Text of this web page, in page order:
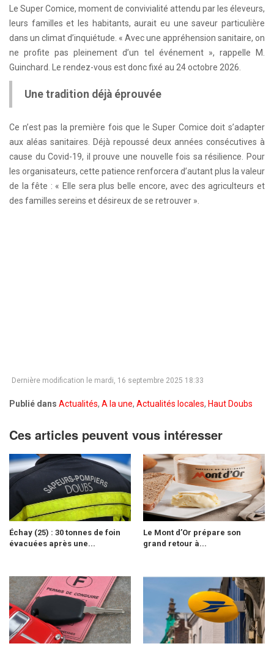
Le Super Comice, moment de convivialité attendu par les éleveurs,
leurs familles et les habitants, aurait eu une saveur particulière
dans un climat d’inquiétude. « Avec une appréhension sanitaire, on
ne profite pas pleinement d’un tel événement », rappelle M.
Guinchard. Le rendez-vous est donc fixé au 24 octobre 2026.
Une tradition déjà éprouvée
Ce n’est pas la première fois que le Super Comice doit s’adapter
aux aléas sanitaires. Déjà repoussé deux années consécutives à
cause du Covid-19, il prouve une nouvelle fois sa résilience. Pour
les organisateurs, cette patience renforcera d’autant plus la valeur
de la fête : « Elle sera plus belle encore, avec des agriculteurs et
des familles sereins et désireux de se retrouver ».
Dernière modification le mardi, 16 septembre 2025 18:33
Publié dans Actualités, A la une, Actualités locales, Haut Doubs
Ces articles peuvent vous intéresser
Échay (25) : 30 tonnes de foin
évacuées après une...
Le Mont d’Or prépare son
grand retour à...